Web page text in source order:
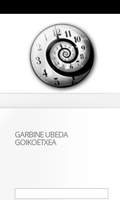
GARBINE UBEDA
GOIKOETXEA
Bilatu: